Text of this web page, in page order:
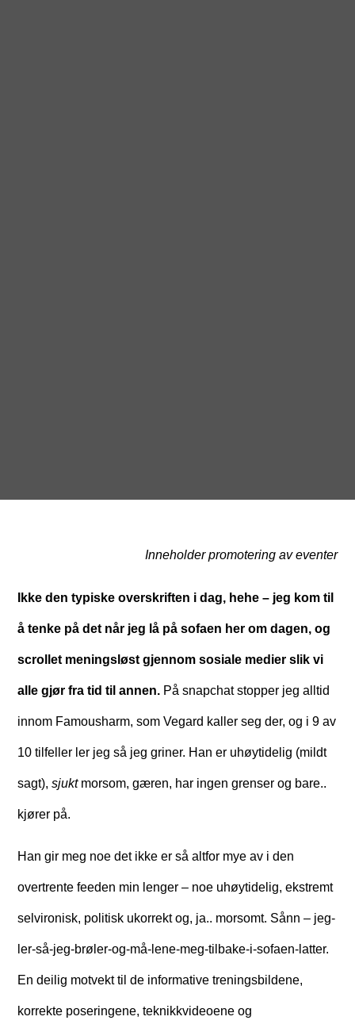
Inneholder promotering av eventer
Ikke den typiske overskriften i dag, hehe – jeg kom til
å tenke på det når jeg lå på sofaen her om dagen, og
scrollet meningsløst gjennom sosiale medier slik vi
alle gjør fra tid til annen. På snapchat stopper jeg alltid
innom Famousharm, som Vegard kaller seg der, og i 9 av
10 tilfeller ler jeg så jeg griner. Han er uhøytidelig (mildt
sagt),sjukt morsom, gæren, har ingen grenser og bare..
kjører på.
Han gir meg noe det ikke er så altfor mye av i den
overtrente feeden min lenger – noe uhøytidelig, ekstremt
selvironisk, politisk ukorrekt og, ja.. morsomt. Sånn – jeg-
ler-så-jeg-brøler-og-må-lene-meg-tilbake-i-sofaen-latter.
En deilig motvekt til de informative treningsbildene,
korrekte poseringene, teknikkvideoene og